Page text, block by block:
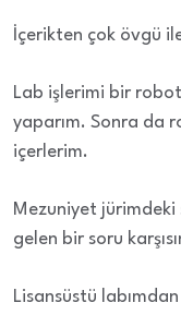
İçerikten çok övgü
Lab işlerimi bir
yaparım. Sonra da
içerlerim.
Mezuniyet jürimdeki
gelen bir soru
Lisansüstü